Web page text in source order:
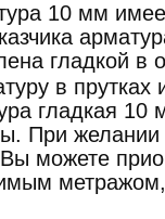
10 мм
гладкой в
в прутках
гладкая 10
При желании
можете